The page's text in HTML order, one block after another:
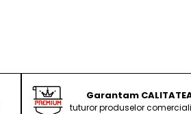
Garantam
tuturor produselor